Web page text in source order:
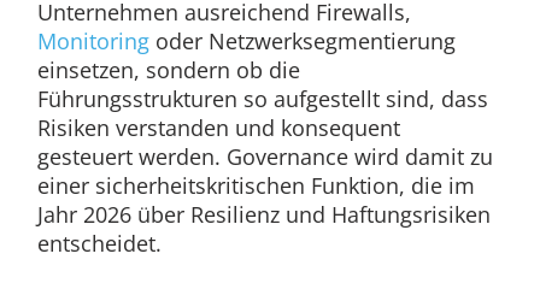
Unternehmen ausreichend Firewalls,
Monitoringoder Netzwerksegmentierung
einsetzen, sondern ob die
Führungsstrukturen so aufgestellt sind, dass
Risiken verstanden und konsequent
gesteuert werden. Governance wird damit zu
einer sicherheitskritischen Funktion, die im
Jahr 2026 über Resilienz und Haftungsrisiken
entscheidet.